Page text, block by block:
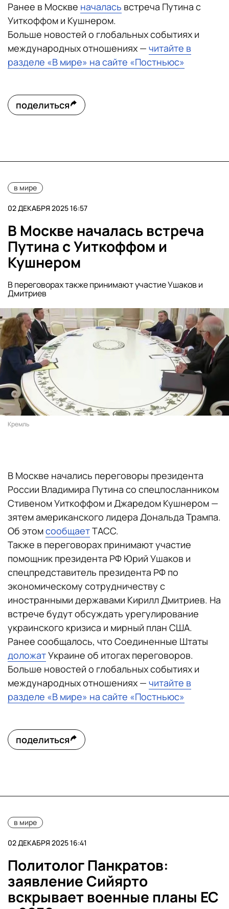
Ранее в Москве началась встреча Путина с
Уиткоффом и Кушнером.
Больше новостей о глобальных событиях и
международных отношениях — читайте в
разделе «В мире» на сайте «Постньюс»
поделиться
в мире
02 ДЕКАБРЯ 2025 16:57
В Москве началась встреча
Путина с Уиткоффом и
Кушнером
В переговорах также принимают участие Ушаков и
Дмитриев
Кремль
В Москве начались переговоры президента
России Владимира Путина со спецпосланником
Стивеном Уиткоффом и Джаредом Кушнером —
зятем американского лидера Дональда Трампа.
Об этомсообщаетТАСС.
Также в переговорах принимают участие
помощник президента РФ Юрий Ушаков и
спецпредставитель президента РФ по
экономическому сотрудничеству с
иностранными державами Кирилл Дмитриев. На
встрече будут обсуждать урегулирование
украинского кризиса и мирный план США.
Ранее сообщалось, что Соединенные Штаты
доложатУкраине об итогах переговоров.
Больше новостей о глобальных событиях и
международных отношениях — читайте в
разделе «В мире» на сайте «Постньюс»
поделиться
в мире
02 ДЕКАБРЯ 2025 16:41
Политолог Панкратов:
заявление Сийярто
вскрывает военные планы ЕС